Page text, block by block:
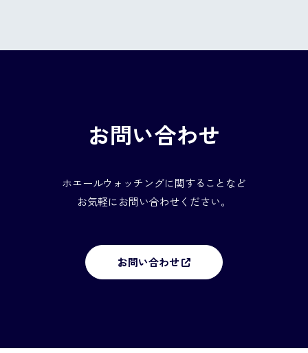
お問い合わせ
ホエールウォッチングに関することなど
お気軽にお問い合わせください。
お問い合わせ